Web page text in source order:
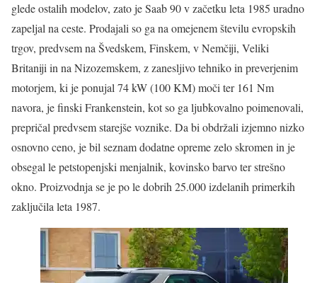
glede ostalih modelov, zato je Saab 90 v začetku leta 1985 uradno
zapeljal na ceste. Prodajali so ga na omejenem številu evropskih
trgov, predvsem na Švedskem, Finskem, v Nemčiji, Veliki
Britaniji in na Nizozemskem, z zanesljivo tehniko in preverjenim
motorjem, ki je ponujal 74 kW (100 KM) moči ter 161 Nm
navora, je finski Frankenstein, kot so ga ljubkovalno poimenovali,
prepričal predvsem starejše voznike. Da bi obdržali izjemno nizko
osnovno ceno, je bil seznam dodatne opreme zelo skromen in je
obsegal le petstopenjski menjalnik, kovinsko barvo ter strešno
okno. Proizvodnja se je po le dobrih 25.000 izdelanih primerkih
zaključila leta 1987.